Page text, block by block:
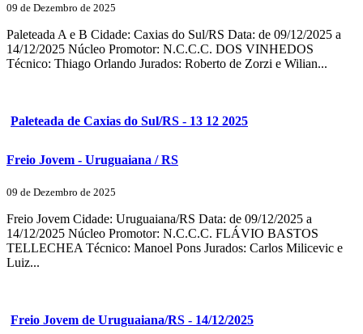
09 de Dezembro de 2025
Paleteada A e B Cidade: Caxias do Sul/RS Data: de 09/12/2025 a
14/12/2025 Núcleo Promotor: N.C.C.C. DOS VINHEDOS
Técnico: Thiago Orlando Jurados: Roberto de Zorzi e Wilian...
Paleteada de Caxias do Sul/RS - 13 12 2025
Freio Jovem - Uruguaiana / RS
09 de Dezembro de 2025
Freio Jovem Cidade: Uruguaiana/RS Data: de 09/12/2025 a
14/12/2025 Núcleo Promotor: N.C.C.C. FLÁVIO BASTOS
TELLECHEA Técnico: Manoel Pons Jurados: Carlos Milicevic e
Luiz...
Freio Jovem de Uruguaiana/RS - 14/12/2025